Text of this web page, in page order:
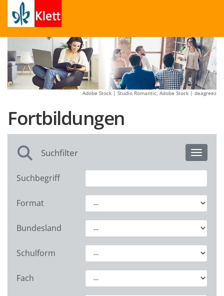
Adobe Stock | Studio Romantic, Adobe Stock | deagreez
Fortbildungen
Toggle
Suchfilter
Suchbegriff
Format
Bundesland
Schulform
Fach